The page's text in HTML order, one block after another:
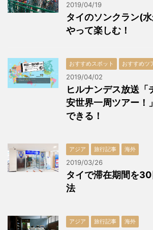
2019/04/19
タイのソンクラン(
やって楽しむ！
おすすめスポット おすすめツ
2019/04/02
ヒルナンデス放送「
安世界一周ツアー！
できる！
アジア 旅行記事 海外
2019/03/26
タイで滞在期間を
法
アジア 旅行記事 海外